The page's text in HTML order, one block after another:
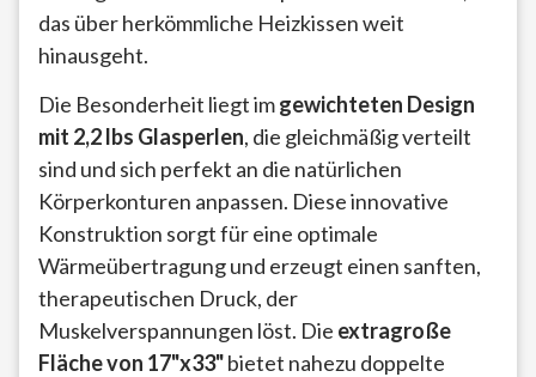
das über herkömmliche Heizkissen weit
hinausgeht.
Die Besonderheit liegt imgewichteten Design
mit 2,2 lbs Glasperlen, die gleichmäßig verteilt
sind und sich perfekt an die natürlichen
Körperkonturen anpassen. Diese innovative
Konstruktion sorgt für eine optimale
Wärmeübertragung und erzeugt einen sanften,
therapeutischen Druck, der
Muskelverspannungen löst. Die extragroße
Fläche von 17"x33"bietet nahezu doppelte